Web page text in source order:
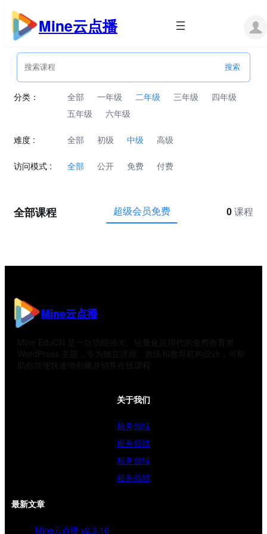
跳
内
Mine云点播
分类： 全部 一年级 二年级 三年级
四年级
五年级
六年级
难度 : 全部 初级 中级 高级
访问模式 : 全部 公开 免费 付费
全部课程 超级会员免费 0 课程
Mine云点播
Mine EduCN 是一款功能强大、轻量化且现代的免费教育类
WordPress 主题，专为独立讲师、教练和教育机构设计，可帮
助你简便快速地创建并销售在线课程
关于我们
服务领域
服务领域
服务领域
服务领域
最新文章
Mine云点播 v2.3.10